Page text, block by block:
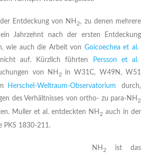
Entdeckung von NH 2, zu denen mehrere
Jahrzehnt nach der ersten Entdeckung
wie auch die Arbeit von Goicoechea et al.
auf. Kürzlich führten
Persson et al.
von NH 2 in W31C, W49N, W51
Herschel-Weltraum-Observatorium
durch,
des Verhältnisses von ortho- zu para-NH 2
Muller et al. entdeckten NH 2 auch in der
PKS 1830-211.
NH 2
ist das